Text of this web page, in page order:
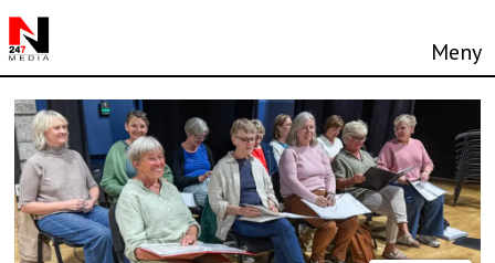
Tag:
sygna
kultursenter